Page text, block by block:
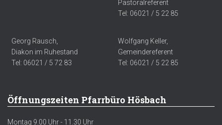
Pastoralreferent
Tel: 06021 / 5 22 85
Georg Rausch,
Diakon im Ruhestand
Tel: 06021 / 5 72 83
Wolfgang Keller,
Gemeindereferent
Tel: 06021 / 5 22 85
Öffnungszeiten Pfarrbüro Hösbach
Montag 9.00 Uhr - 11.30 Uhr